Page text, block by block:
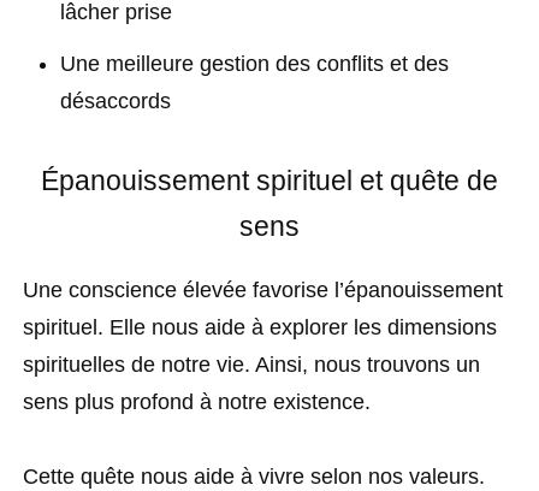
lâcher prise
Une meilleure gestion des conflits et des
désaccords
Épanouissement spirituel et quête de
sens
Une conscience élevée favorise l’épanouissement
spirituel. Elle nous aide à explorer les dimensions
spirituelles de notre vie. Ainsi, nous trouvons un
sens plus profond à notre existence.
Cette quête nous aide à vivre selon nos valeurs.